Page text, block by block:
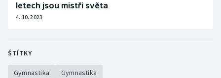
Volejbal
letech jsou mistři světa
4. 10. 2023
ŠTÍTKY
Gymnastika Gymnastika